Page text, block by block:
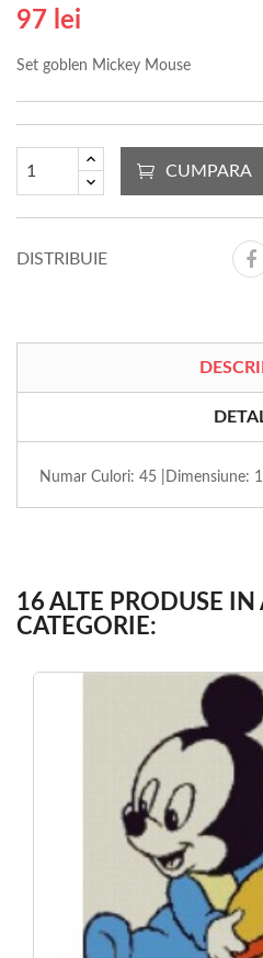
97 lei
Set goblen Mickey Mouse
CUMPARA
DISTRIBUIE
Numar Culori: 45 |Dimensiune:
16 ALTE PRODUSE IN
CATEGORIE: